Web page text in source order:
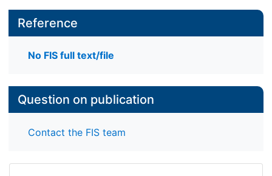
Reference
No FIS full text/file
Question on publication
Contact the FIS team